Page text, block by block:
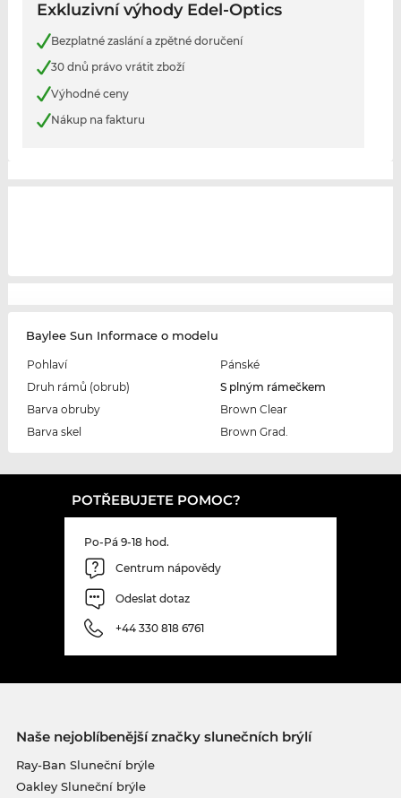
Exkluzivní výhody Edel-Optics
Bezplatné zaslání a zpětné doručení
30 dnů právo vrátit zboží
Výhodné ceny
Nákup na fakturu
Baylee Sun Informace o modelu
Pohlaví
Pánské
Druh rámů (obrub)
S plným rámečkem
Barva obruby
Brown Clear
Barva skel
Brown Grad.
POTŘEBUJETE POMOC?
Po-Pá 9-18 hod.
Centrum nápovědy
Odeslat dotaz
+44 330 818 6761
Naše nejoblíbenější značky slunečních brýlí
Ray-Ban Sluneční brýle
Oakley Sluneční brýle